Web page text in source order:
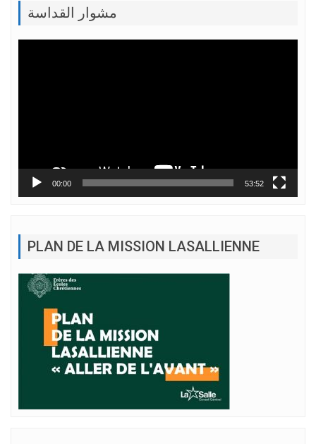
مشوار القداسة
00:00 53:52
PLAN DE LA MISSION LASALLIENNE